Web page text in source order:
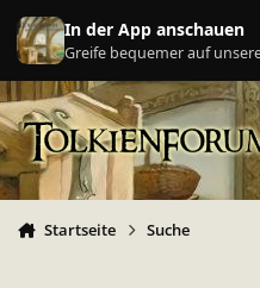
Zu Inhalt springen
In der App anschauen
Greife bequemer auf
Startseite Suche